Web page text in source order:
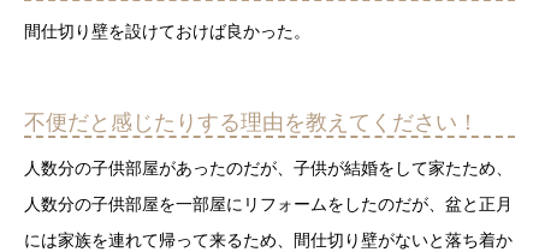
間仕切り壁を設けておけば良かった。
不便だと感じたりする理由を教えてください！
人数分の子供部屋があったのだが、子供が結婚をして家たため、
人数分の子供部屋を一部屋にリフォームをしたのだが、盆と正月
には家族を連れて帰って来るため、間仕切り壁がないと落ち着か